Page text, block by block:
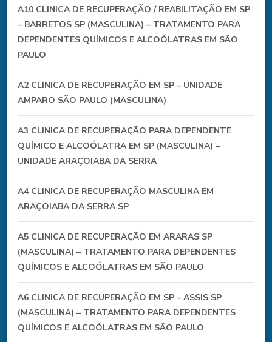
A10 CLINICA DE RECUPERAÇÃO / REABILITAÇÃO EM SP
– BARRETOS SP (MASCULINA) – TRATAMENTO PARA
DEPENDENTES QUÍMICOS E ALCOÓLATRAS EM SÃO
PAULO
A2 CLINICA DE RECUPERAÇÃO EM SP – UNIDADE
AMPARO SÃO PAULO (MASCULINA)
A3 CLINICA DE RECUPERAÇÃO PARA DEPENDENTE
QUÍMICO E ALCOÓLATRA EM SP (MASCULINA) –
UNIDADE ARAÇOIABA DA SERRA
A4 CLINICA DE RECUPERAÇÃO MASCULINA EM
ARAÇOIABA DA SERRA SP
A5 CLINICA DE RECUPERAÇÃO EM ARARAS SP
(MASCULINA) – TRATAMENTO PARA DEPENDENTES
QUÍMICOS E ALCOÓLATRAS EM SÃO PAULO
A6 CLINICA DE RECUPERAÇÃO EM SP – ASSIS SP
(MASCULINA) – TRATAMENTO PARA DEPENDENTES
QUÍMICOS E ALCOÓLATRAS EM SÃO PAULO